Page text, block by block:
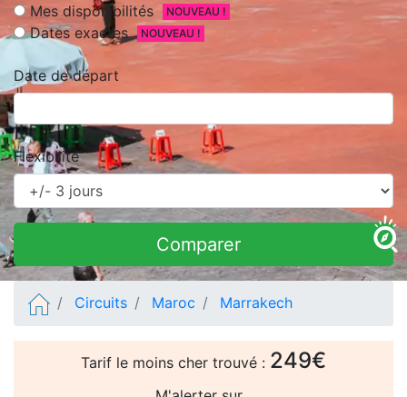
Mes disponibilités
NOUVEAU !
Dates exactes NOUVEAU !
Date de départ
Flexibilité
Comparer
Circuits Maroc Marrakech
Tarif le moins cher trouvé : 249€